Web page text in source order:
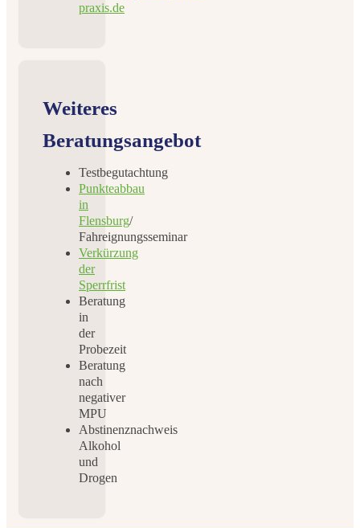
praxis.de
Weiteres
Beratungsangebot
Testbegutachtung
Punkteabbau
in
Flensburg/
Fahreignungsseminar
Verkürzung
der
Sperrfrist
Beratung
in
der
Probezeit
Beratung
nach
negativer
MPU
Abstinenznachweis
Alkohol
und
Drogen